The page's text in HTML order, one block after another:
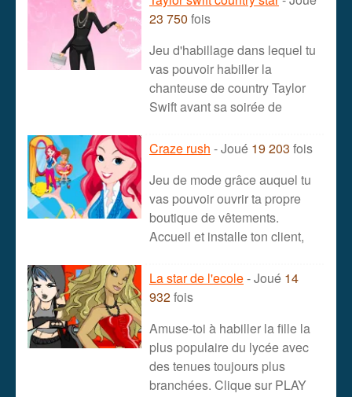
23 750 fois
Jeu d'habillage dans lequel tu
vas pouvoir habiller la
chanteuse de country Taylor
Swift avant sa soirée de
Craze rush - Joué 19 203 fois
Jeu de mode grâce auquel tu
vas pouvoir ouvrir ta propre
boutique de vêtements.
Accueil et installe ton client,
La star de l'ecole- Joué 14
932fois
Amuse-toi à habiller la fille la
plus populaire du lycée avec
des tenues toujours plus
branchées. Clique sur PLAY